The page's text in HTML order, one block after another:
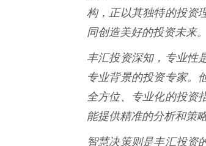
构，正以其独特的投资
同创造美好的投资未来。
丰汇投资深知，专业性
专业背景的投资专家。
全方位、专业化的投资
能提供精准的分析和策
智慧决策则是丰汇投资